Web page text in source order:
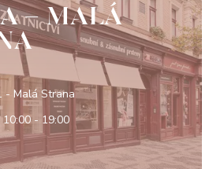
- MALÁ
- Malá Strana
10:00 - 19:00